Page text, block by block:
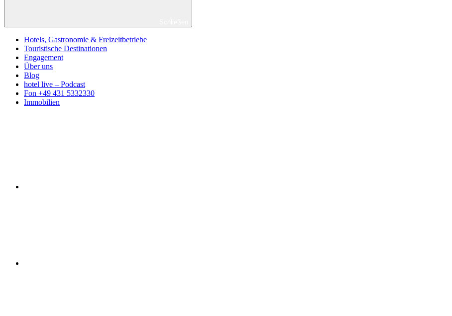
Hotels, Gastronomie & Freizeitbetriebe
Touristische Destinationen
Engagement
Über uns
Blog
hotel live – Podcast
Fon +49 431 5332330
Immobilien